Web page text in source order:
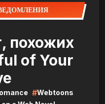
похожих
of Your
#Webtoons